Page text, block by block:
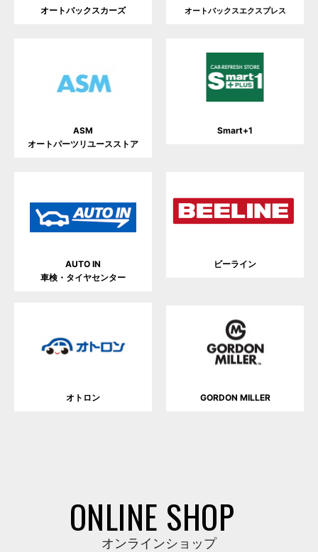
オートバックスカーズ オートバックスエクスプレス
ASM
オートパーツリユースストア
Smart+1
AUTO IN
車検・タイヤセンター
ビーライン
オトロン GORDON MILLER
ONLINE SHOP
オンラインショップ